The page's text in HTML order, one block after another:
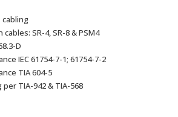
cabling
SR-4, SR-8 & PSM4
D
IEC 61754-7-1; 61754-7-2
TIA 604-5
TIA-942 & TIA-568